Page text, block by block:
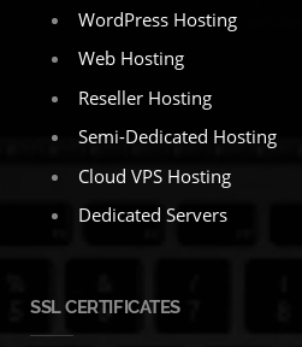
WordPress Hosting
Web Hosting
Reseller Hosting
Semi-Dedicated Hosting
Cloud VPS Hosting
Dedicated Servers
SSL CERTIFICATES